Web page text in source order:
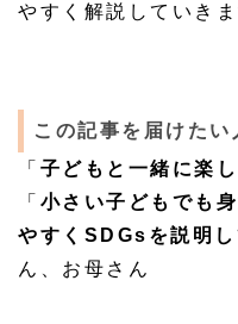
やすく解説していきま
この記事を届けたい
「 子どもと一緒に楽
「 小さい子どもでも
やすくSDGsを説明
ん、お母さん